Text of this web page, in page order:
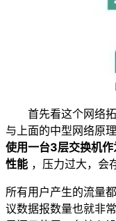
首先看这个网络拓
与上面的中型网络原
使用一台3层交换机
性能 ，压力过大，会
所有用户产生的流量
议数据报数量也就非